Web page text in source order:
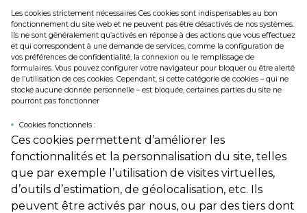
Les cookies strictement nécessaires Ces cookies sont indispensables au bon
fonctionnement du site web et ne peuvent pas être désactivés de nos systèmes.
Ils ne sont généralement qu’activés en réponse à des actions que vous effectuez
et qui correspondent à une demande de services, comme la configuration de
vos préférences de confidentialité, la connexion ou le remplissage de
formulaires. Vous pouvez configurer votre navigateur pour bloquer ou être alerté
de l’utilisation de ces cookies. Cependant, si cette catégorie de cookies – qui ne
stocke aucune donnée personnelle – est bloquée, certaines parties du site ne
pourront pas fonctionner
Cookies fonctionnels :
Ces cookies permettent d’améliorer les
fonctionnalités et la personnalisation du site, telles
que par exemple l’utilisation de visites virtuelles,
d’outils d’estimation, de géolocalisation, etc. Ils
peuvent être activés par nous, ou par des tiers dont